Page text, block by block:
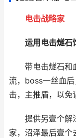
电击战略家
运用电击燧石
带电击燧石和
流，boss一丝血
击，主推盾，以免
提供另壹个解
家，沼泽最后壹个